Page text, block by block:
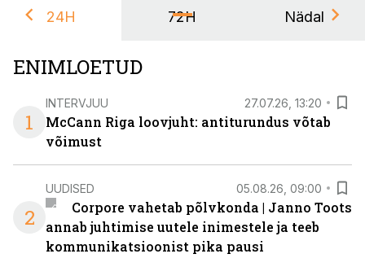
24H 72H Nädal
ENIMLOETUD
1
INTERVJUU 27.07.26, 13:20
McCann Riga loovjuht: antiturundus võtab
võimust
2
UUDISED 05.08.26, 09:00
Corpore vahetab põlvkonda | Janno Toots
annab juhtimise uutele inimestele ja teeb
kommunikatsioonist pika pausi